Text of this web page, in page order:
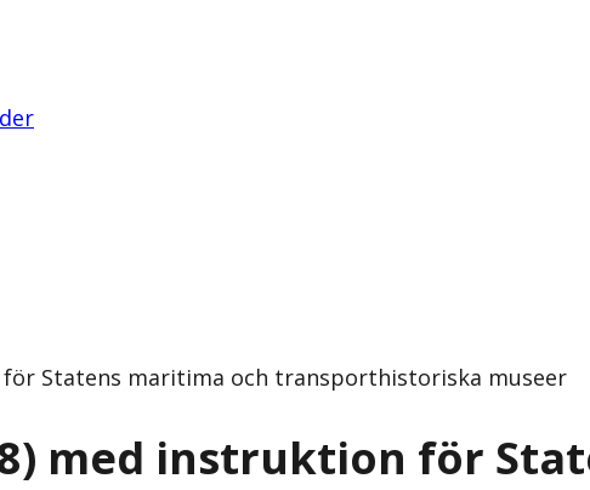
Statens maritima och transporthistoriska museer
med instruktion för